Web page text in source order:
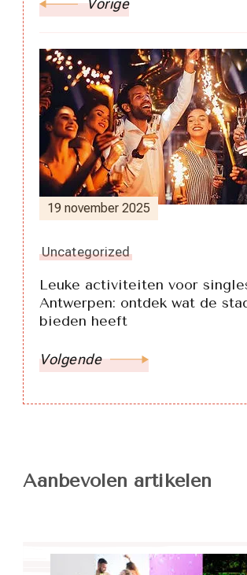
19 november 2025
Uncategorized
Leuke activiteiten voor
Antwerpen: ontdek wat de
bieden heeft
Volgende
Aanbevolen artikelen